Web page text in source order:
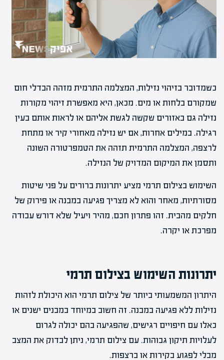
כשמדובר בזיהוי נזילות, המצלמה התרמית מזהה הבדלי חום
שמקורם בלחות או מים. מכאן, היא מאפשרת זיהוי מקורות
נזילה גם באזורים שקשה לגשת אליהם או לראות אותם בעין
רגילה. במילים אחרות, אם יש נזילה מאחורי קיר או מתחת
לרצפה, המצלמה התרמית תזהה את הטמפרטורה השונה
ותסמן את המיקום המדויק של הנזילה.
השימוש בצילום תרמי מציע יתרונות ברורים על פני שיטות
מסורתיות, מאחר והוא לא מצריך פגיעה במבנה או פירוק של
חלקים מהבית. זהו פתרון חכם, מהיר ויעיל שלא דורש עבודה
מפרכת או יקרה.
יתרונות השימוש בצילום תרמי
היתרון המשמעותי ביותר של צילום תרמי הוא היכולת לזהות
נזילות ללא פגיעה במבנה. זה חשוב במיוחד במבנים ישנים או
כאלו עם חיפויים רגישים, שהפגיעה בהם יכולה לגרום
לעלויות תיקון גבוהות. עם צילום תרמי, ניתן לבדוק את המצב
מבלי לפגוע בקירות או ברצפות.